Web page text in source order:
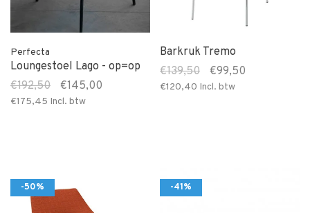
Perfecta
Loungestoel Lago - op=op
€192,50
€145,00
€175,45 Incl. btw
Barkruk Tremo
€139,50
€99,50
€120,40 Incl. btw
-50% -41%